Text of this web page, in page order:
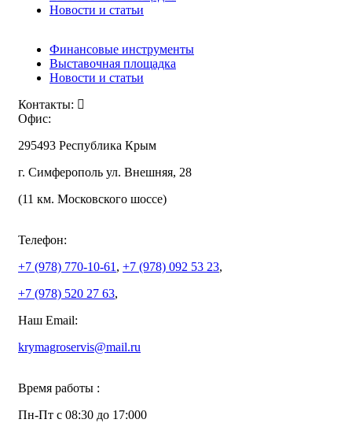
Новости и статьи
Финансовые инструменты
Выставочная площадка
Новости и статьи
Контакты:
Офис:
295493 Республика Крым
г. Симферополь ул. Внешняя, 28
(11 км. Московского шоссе)
Телефон:
+7 (978) 770-10-61, +7 (978) 092 53 23,
+7 (978) 520 27 63,
Наш Email:
krymagroservis@mail.ru
Время работы :
Пн-Пт с 08:30 до 17:000